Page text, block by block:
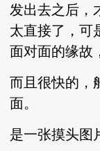
发出去之后，
太直接了，可
面对面的缘故
而且很快的，
面。
是一张摸头图